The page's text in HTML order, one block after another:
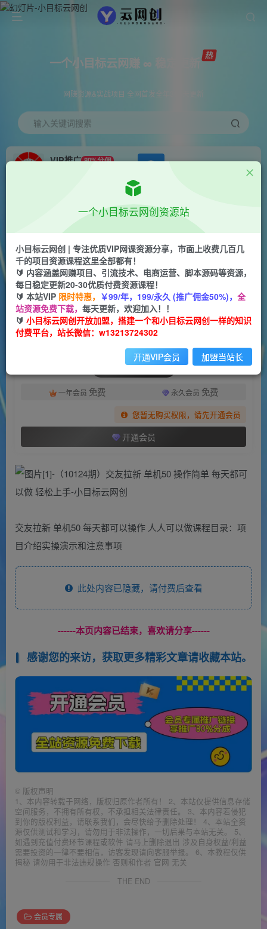
一个小目标云网赚 ∞ 稳定更新
网赚资源&实战项目 全网首发全年365天更新
输入关键词搜索
VIP推广 80%分佣
会员专属 正文
（10124期）交友拉新 单机50 操作简单 每天都可
以做 轻松上手
一个小目标云网创
2年前更新
关注 私信
1345 158
此内容为付费阅读，请付费后查看
会员专属资源
一年会员 免费 永久会员 免费
您暂无购买权限，请先开通会员
开通会员
付费阅读
交友拉新 单机50 每天都可以操作 人人可以做课程目录：项
目介绍实操演示和注意事项
此处内容已隐藏，请付费后查看
------本页内容已结束，喜欢请分享------
感谢您的来访，获取更多精彩文章请收藏本站。
© 版权声明
1、本内容转载于网络，版权归原作者所有！ 2、本站仅提供信息存储
空间服务，不拥有所有权，不承担相关法律责任。 3、本内容若侵犯
到你的版权利益，请联系我们，会尽快给予删除处理！ 4、本站全资
源仅供测试和学习，请勿用于非法操作，一切后果与本站无关。 5、
如遇到充值付费环节课程或软件 请马上删除退出 涉及自身权益/利益
需要投资的一律不要相信，访客发现请向客服举报。 6、本教程仅供
揭秘 请勿用于非法违规操作 否则和作者 官网 无关
THE END
会员专属
一个小目标云网创资源站
小目标云网创 | 专注优质VIP网课资源分享，市面上收费几百几
千的项目资源课程这里全部都有！
🔰 内容涵盖网赚项目、引流技术、电商运营、脚本源码等资源，
每日稳定更新20-30优质付费资源课程！
🔰 本站VIP 限时特惠， ￥99/年，199/永久 (推广佣金50%)， 全
站资源免费下载， 每天更新，欢迎加入！！
🔰 小目标云网创开放加盟，搭建一个和小目标云网创一样的知识
付费平台，站长微信：w13213724302
开通VIP会员 加盟当站长